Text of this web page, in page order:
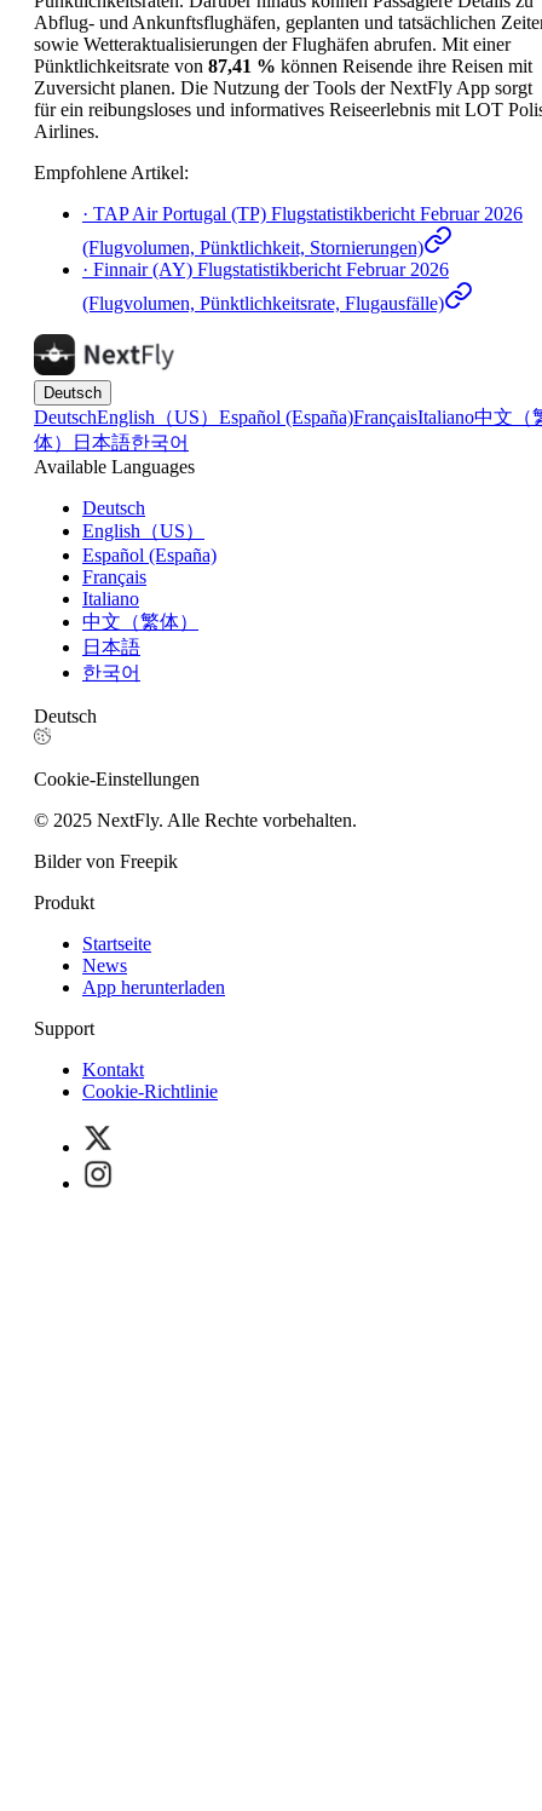
Abflug- und Ankunftsflughäfen, geplanten und tatsächlichen
sowie Wetteraktualisierungen der Flughäfen abrufen. Mit einer
Pünktlichkeitsrate von 87,41 % können Reisende ihre Reisen mit
Zuversicht planen. Die Nutzung der Tools der NextFly App sorgt
für ein reibungsloses und informatives Reiseerlebnis mit LOT
Airlines.
Empfohlene Artikel:
· TAP Air Portugal (TP) Flugstatistikbericht Februar 2026
(Flugvolumen, Pünktlichkeit, Stornierungen)
· Finnair (AY) Flugstatistikbericht Februar 2026
(Flugvolumen, Pünktlichkeitsrate, Flugausfälle)
Deutsch
DeutschEnglish（US） Español (España)FrançaisItaliano中文（
体）
日本語한국어
Available Languages
Deutsch
English（US）
Español (España)
Français
Italiano
中文（繁体）
日本語
한국어
Deutsch
Cookie-Einstellungen
© 2025 NextFly. Alle Rechte vorbehalten.
Bilder von Freepik
Produkt
Startseite
News
App herunterladen
Support
Kontakt
Cookie-Richtlinie